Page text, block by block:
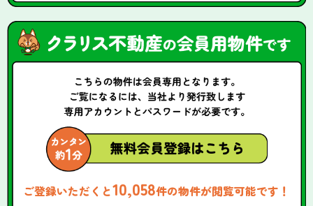
ご登録いただくと10,058件の物件が閲覧可能です！